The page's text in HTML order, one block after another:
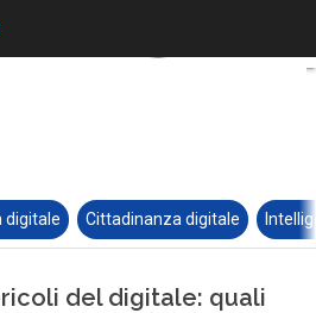
digitale Cittadinanza digitale
del digitale: quali